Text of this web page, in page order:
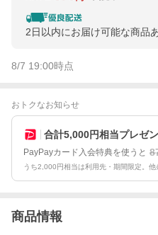
2日以内にお届け可能な商品
8/7 19:00時点
おトクなお知らせ
合計5,000円相当プレゼン
PayPayカード入会特典を使うと
うち2,000円相当は利用先・期間限定。他
商品情報